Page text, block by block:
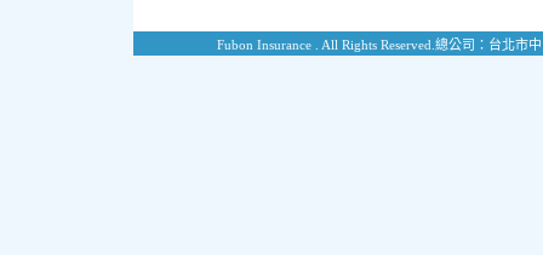
Fubon Insurance . All Rights Reserved. 總公司：台北市